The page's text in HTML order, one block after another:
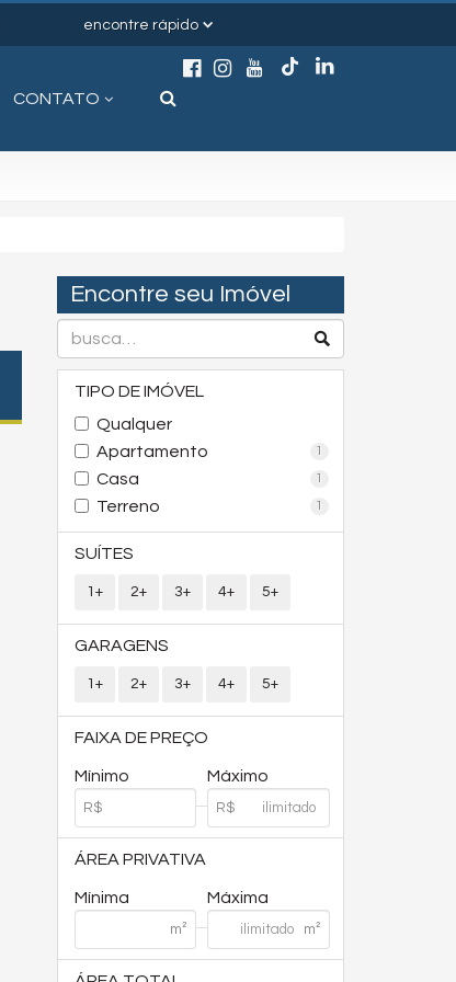
encontre rápido
CONTATO
Encontre seu Imóvel
TIPO DE IMÓVEL
Qualquer
Apartamento
1
Casa 1
Terreno 1
SUÍTES
1+ 2+ 3+ 4+ 5+
GARAGENS
1+ 2+ 3+ 4+ 5+
FAIXA DE PREÇO
Mínimo Máximo
ÁREA PRIVATIVA
Mínima Máxima